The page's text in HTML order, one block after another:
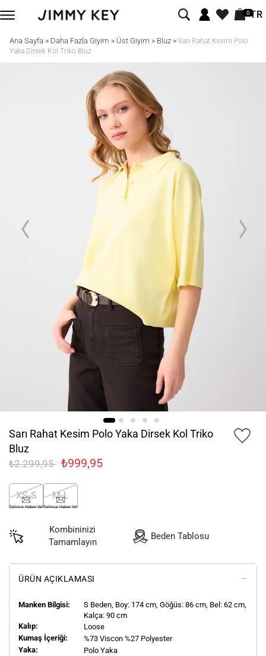
0TR
Ana Sayfa > Daha Fazla Giyim > Üst Giyim > Bluz> Sarı Rahat Kesim Polo
Yaka Dirsek Kol Triko Bluz
Sarı Rahat Kesim Polo Yaka Dirsek Kol Triko
Bluz
₺2.299,95 ₺999,95
XS-S
Gelince Haber Ver
M-L
Gelince Haber Ver
Kombininizi
Tamamlayın
Beden Tablosu
ÜRÜN AÇIKLAMASI
Manken Bilgisi: S Beden, Boy: 174 cm, Göğüs: 86 cm, Bel: 62 cm,
Kalça: 90 cm
Kalıp:
Loose
Kumaş İçeriği:
%73 Viscon %27 Polyester
Yaka:
Polo Yaka